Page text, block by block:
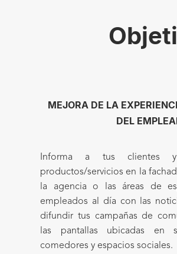
MEJORA DE LA
DEL
Informa a tus clientes
productos/servicios en la
la agencia o las áreas de
empleados al día con las
difundir tus campañas de
las pantallas ubicadas en
comedores y espacios sociales.